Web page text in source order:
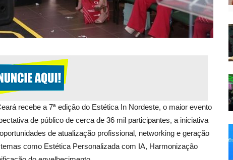
recebe a 7ª edição do Estética In Nordeste, o maior evento
de público de cerca de 36 mil participantes, a iniciativa
de atualização profissional, networking e geração
como Estética Personalizada com IA, Harmonização